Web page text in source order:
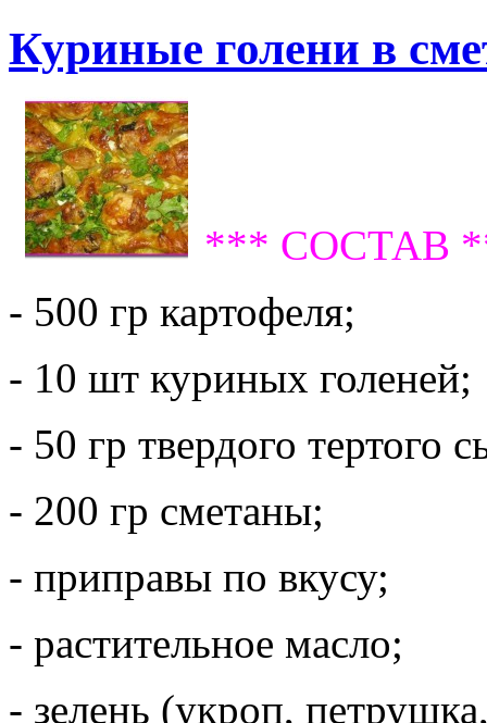
Куриные голени в
*** СОСТАВ
- 500 гр картофеля;
- 10 шт куриных голеней;
- 50 гр твердого тертого
- 200 гр сметаны;
- приправы по вкусу;
- растительное масло;
- зелень (укроп,